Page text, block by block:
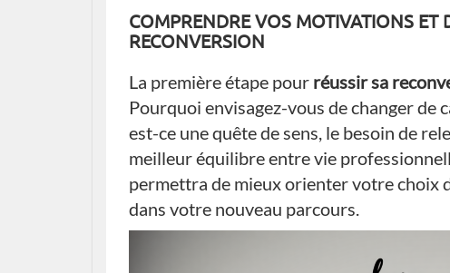
COMPRENDRE VOS MOTIVATIONS ET
RECONVERSION
La première étape pour réussir sa
Pourquoi envisagez-vous de changer de
est-ce une quête de sens, le besoin de
meilleur équilibre entre vie
permettra de mieux orienter votre choix
dans votre nouveau parcours.